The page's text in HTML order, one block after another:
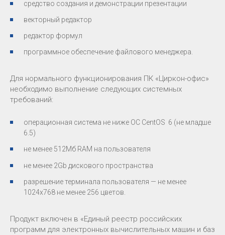
средство создания и демонстрации презентации
векторный редактор
редактор формул
программное обеспечение файлового менеджера.
Для нормального функционирования ПК «Циркон-офис»
необходимо выполнение следующих системных
требований:
операционная система не ниже ОС CentOS 6 (не младше
6.5)
не менее 512Мб RAM на пользователя
не менее 2Gb дискового пространства
разрешение терминала пользователя — не менее
1024x768 не менее 256 цветов.
Продукт включен в «Единый реестр российских
программ для электронных вычислительных машин и баз